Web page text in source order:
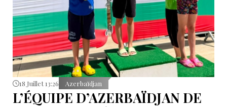
18 Juillet 13:26 Azerbaïdjan
L’ÉQUIPE D’AZERBAÏDJAN DE